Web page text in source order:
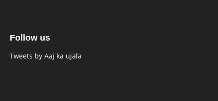
Follow us
Tweets by Aaj ka ujala